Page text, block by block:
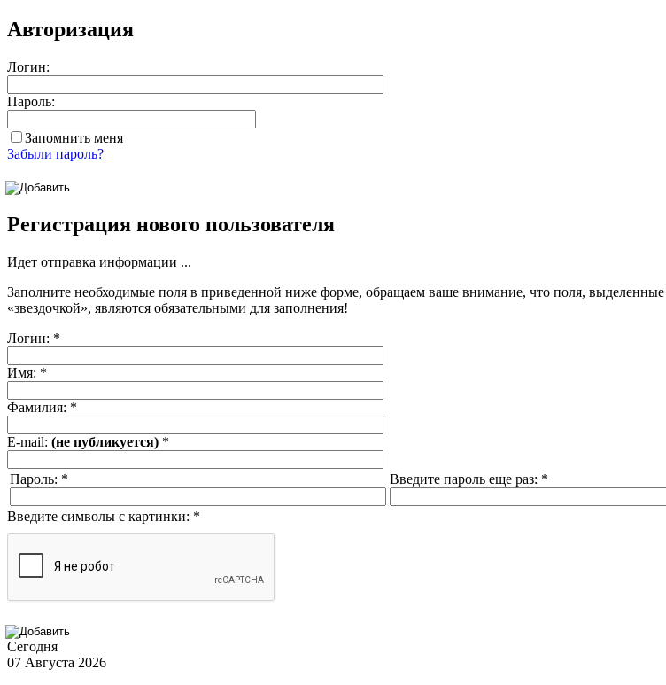
Авторизация
Логин:
Пароль:
Запомнить меня
Забыли пароль?
Регистрация нового пользователя
Идет отправка информации ...
Заполните необходимые поля в приведенной ниже форме, обращаем ваше внимание, что поля, выделенные
«звездочкой», являются обязательными для заполнения!
Логин: *
Имя: *
Фамилия: *
E-mail: (не публикуется) *
Пароль: * Введите пароль еще раз: *
Введите символы с картинки: *
Сегодня
07 Августа 2026